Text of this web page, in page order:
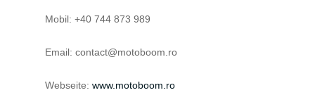
Mobil: +40 744 873 989
Email: contact@motoboom.ro
Webseite: www.motoboom.ro